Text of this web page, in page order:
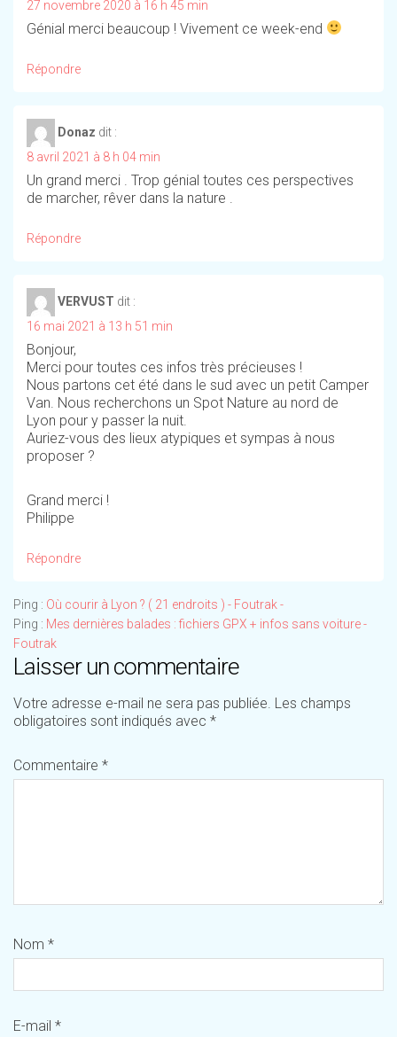
27 novembre 2020 à 16 h 45 min
Génial merci beaucoup ! Vivement ce week-end
Répondre
Donaz dit :
8 avril 2021 à 8 h 04 min
Un grand merci . Trop génial toutes ces perspectives
de marcher, rêver dans la nature .
Répondre
VERVUST dit :
16 mai 2021 à 13 h 51 min
Bonjour,
Merci pour toutes ces infos très précieuses !
Nous partons cet été dans le sud avec un petit Camper
Van. Nous recherchons un Spot Nature au nord de
Lyon pour y passer la nuit.
Auriez-vous des lieux atypiques et sympas à nous
proposer ?
Grand merci !
Philippe
Répondre
Ping : Où courir à Lyon ? ( 21 endroits ) - Foutrak -
Ping : Mes dernières balades : fichiers GPX + infos sans voiture -
Foutrak
Laisser un commentaire
Votre adresse e-mail ne sera pas publiée. Les champs
obligatoires sont indiqués avec *
Commentaire *
Nom *
E-mail *